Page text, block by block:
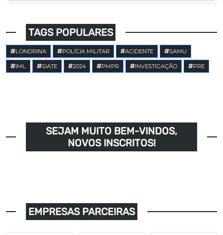
TAGS POPULARES
LONDRINA POLÍCIA MILITAR ACIDENTE SAMU
IML SIATE 2024 PMPR INVESTIGAÇÃO PRE
SEJAM MUITO BEM-VINDOS,
NOVOS INSCRITOS!
EMPRESAS PARCEIRAS